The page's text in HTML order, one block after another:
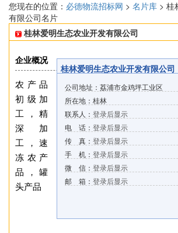
您现在的位置： 必德物流招标网 > 名片库 > 桂
有限公司名片
桂林爱明生态农业开发有限公司
桂林爱明生态农业开发有限公司
公司地址：荔浦市金鸡坪工业区
所在地：桂林
联系人： 登录后显示
电 话： 登录后显示
传 真： 登录后显示
手 机： 登录后显示
微 信： 登录后显示
邮 箱： 登录后显示
企业概况
农产品
初级加
工，精
深加
工，速
冻农产
品，罐
头产品